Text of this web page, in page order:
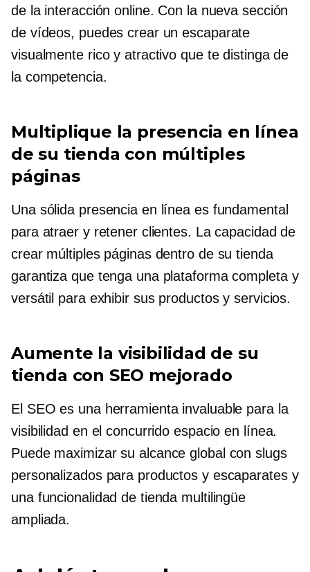
de la interacción online. Con la nueva sección
de vídeos, puedes crear un escaparate
visualmente rico y atractivo que te distinga de
la competencia.
Multiplique la presencia en línea
de su tienda con múltiples
páginas
Una sólida presencia en línea es fundamental
para atraer y retener clientes. La capacidad de
crear múltiples páginas dentro de su tienda
garantiza que tenga una plataforma completa y
versátil para exhibir sus productos y servicios.
Aumente la visibilidad de su
tienda con SEO mejorado
El SEO es una herramienta invaluable para la
visibilidad en el concurrido espacio en línea.
Puede maximizar su alcance global con slugs
personalizados para productos y escaparates y
una funcionalidad de tienda multilingüe
ampliada.